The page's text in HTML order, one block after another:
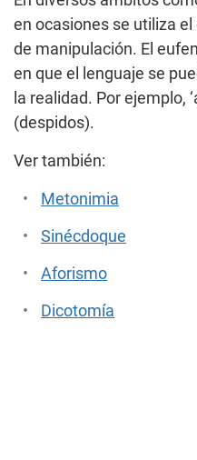
en ocasiones se utiliza
de manipulación. El
en que el lenguaje se
la realidad. Por ejemplo,
(despidos).
Ver también:
Metonimia
Sinécdoque
Aforismo
Dicotomía